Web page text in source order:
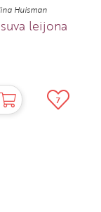
Huisman
leijona
7